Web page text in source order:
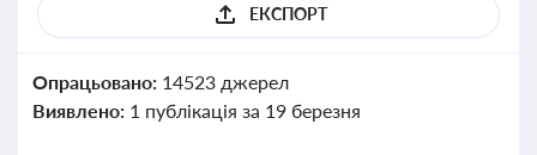
ЕКСПОРТ
Опрацьовано: 14523 джерел
Виявлено: 1 публікація за 19 березня